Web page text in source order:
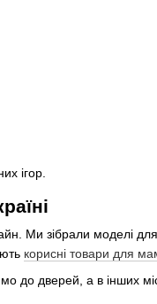
ігор.
Ми зібрали моделі для
корисні товари для
до дверей, а в інших